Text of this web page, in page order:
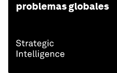
problemas globales